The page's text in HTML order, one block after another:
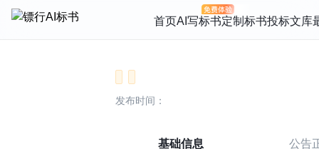
首页AI写标书定制标书投标文库
发布时间：
基础信息 公告